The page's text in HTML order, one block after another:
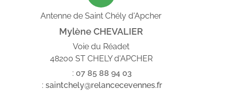
Antenne de Saint Chély d'Apcher
Mylène CHEVALIER
Voie du Réadet
48200 ST CHELY d'APCHER
: 07 85 88 94 03
: saintchely@relancecevennes.fr